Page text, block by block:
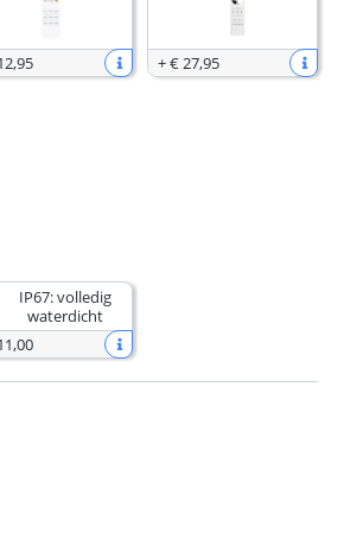
,95 +€ 27,95
IP67: volledig
waterdicht
,00